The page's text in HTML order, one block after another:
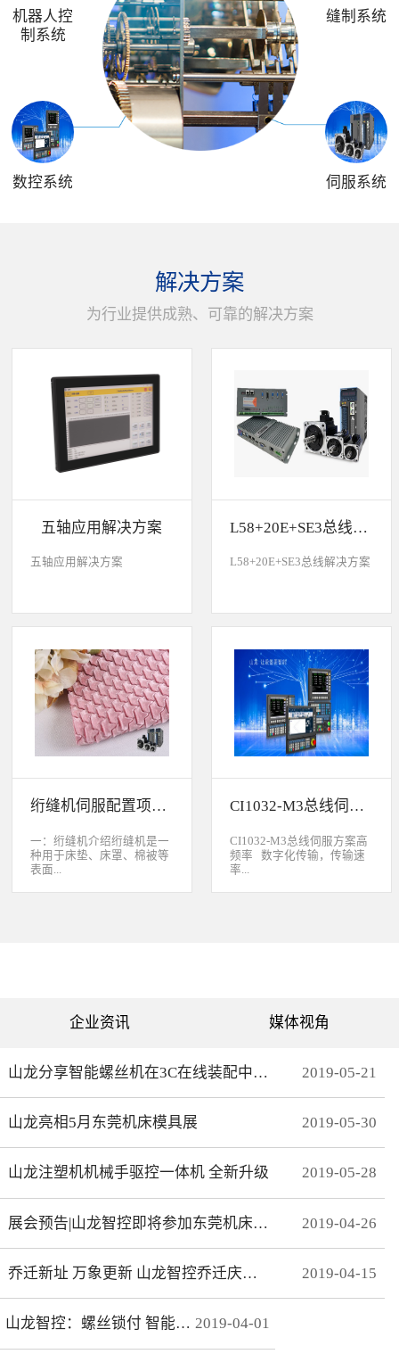
机器人控
制系统
缝制系统
数控系统 伺服系统
解决方案
为行业提供成熟、可靠的解决方案
五轴应用解决方案
五轴应用解决方案
L58+20E+SE3总线解决方案
L58+20E+SE3总线解决方案
绗缝机伺服配置项目介绍
一：绗缝机介绍绗缝机是一
种用于床垫、床罩、棉被等
表面...
为单针设计，采用电脑可视
化界面控制机器移动实现花
绗缝机是以XY—Z型运动的
动，Z轴控制机头的绗缝。
（1）Z轴方向运动——绗缝
针上下的运动。（两个伺
（一个伺服）（3）Y轴方向
运动。（一个伺服）其中Z
轴是要两个伺服来配合完
成，伺服Z1：控制绗缝针上
动跟随不用电脑系统控制。
所以电脑是三轴系统，但却
控制着4个伺服。Z轴主要工
艺是：在500-2800针/分的
速度下，保证针始终能插入
CI1032-M3总线伺服方案
CI1032-M3总线伺服方案高
频率 数字化传输，传输速
率...
合远距离的电机控制。网线
式接线 减少前期接线、制
观。分期保护 可以实现系
拆卸功能，有效杜绝拖款。
伺服参数，一键设置下发，
冲100倍，多个轴联动加工
问题而导致的加 工不
协调、整体效果变形等。快
速 MECHATROLINK III总
响应频率，位 置速度指
令整定时间可达2ms以下。
精准 23位绝对值编码器，
企业资讯 媒体视角
山龙分享智能螺丝机在3C在线装配中的应用 2019-05-21
山龙亮相5月东莞机床模具展 2019-05-30
山龙注塑机机械手驱控一体机 全新升级 2019-05-28
展会预告|山龙智控即将参加东莞机床模具展 2019-04-26
乔迁新址 万象更新 山龙智控乔迁庆典隆重举行 2019-04-15
山龙智控：螺丝锁付 智能升级 2019-04-01